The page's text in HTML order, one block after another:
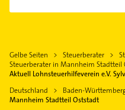
Neuostheim
Sandhofen
Schönau
Schwetzingerstadt
Viernheim
Mutterstadt
Schwetzingen
Ketsch Rhein
Krankengymnastik
Klempner
Gasinstallateur
Sanitärinstallation
Putzfrau
Gebäudereinigung
Bauunternehmen
Gelbe Seiten Steuerberater
Steuerberater in Mannheim Stadtteil
Aktuell Lohnsteuerhilfeverein e.V.
Deutschland
Baden-
Mannheim Stadtteil Oststadt